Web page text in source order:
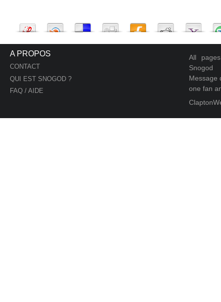
A PROPOS
CONTACT
QUI EST SNOGOD ?
FAQ / AIDE
All
Snogod
Message
one fan